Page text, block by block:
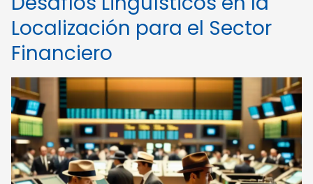
Localización para el Sector
Financiero